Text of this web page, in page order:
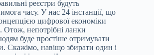
реєстри будуть
часу. У нас 24 інстанції, що
цифрової економіки
Отож, непотрібні ланки
буде простіше отримувати
Скажімо, навіщо збирати один і